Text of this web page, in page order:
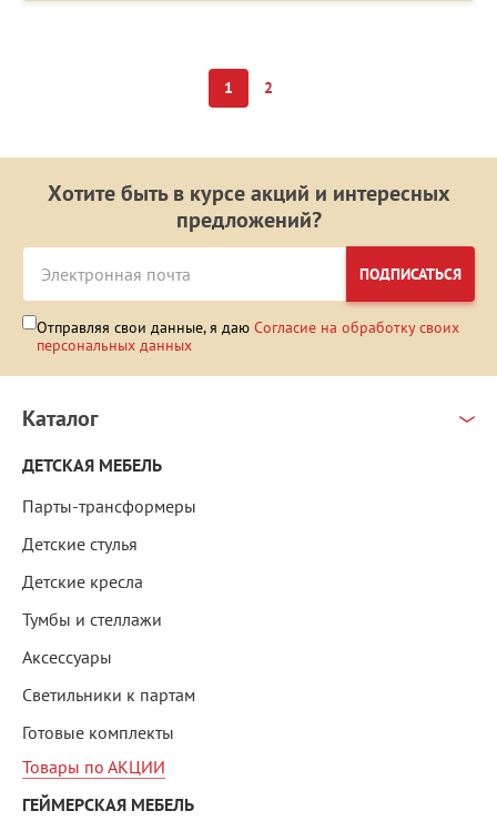
1 2
Хотите быть в курсе акций и интересных
предложений?
ПОДПИСАТЬСЯ
Отправляя свои данные, я даю Согласие на обработку своих
персональных данных
Каталог
ДЕТСКАЯ МЕБЕЛЬ
Парты-трансформеры
Детские стулья
Детские кресла
Тумбы и стеллажи
Аксессуары
Светильники к партам
Готовые комплекты
Товары по АКЦИИ
ГЕЙМЕРСКАЯ МЕБЕЛЬ